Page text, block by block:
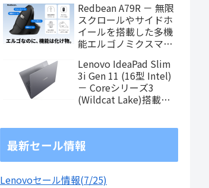
エイティブも快適にこ
なせます
Redbean A79R － 無限
スクロールやサイドホ
イールを搭載した多機
能エルゴノミクスマウ
ィング中
Lenovo IdeaPad Slim
3i Gen 11 (16型 Intel)
－ Coreシリーズ3
(Wildcat Lake)搭載の
最新セール情報
Lenovoセール情報(7/25)